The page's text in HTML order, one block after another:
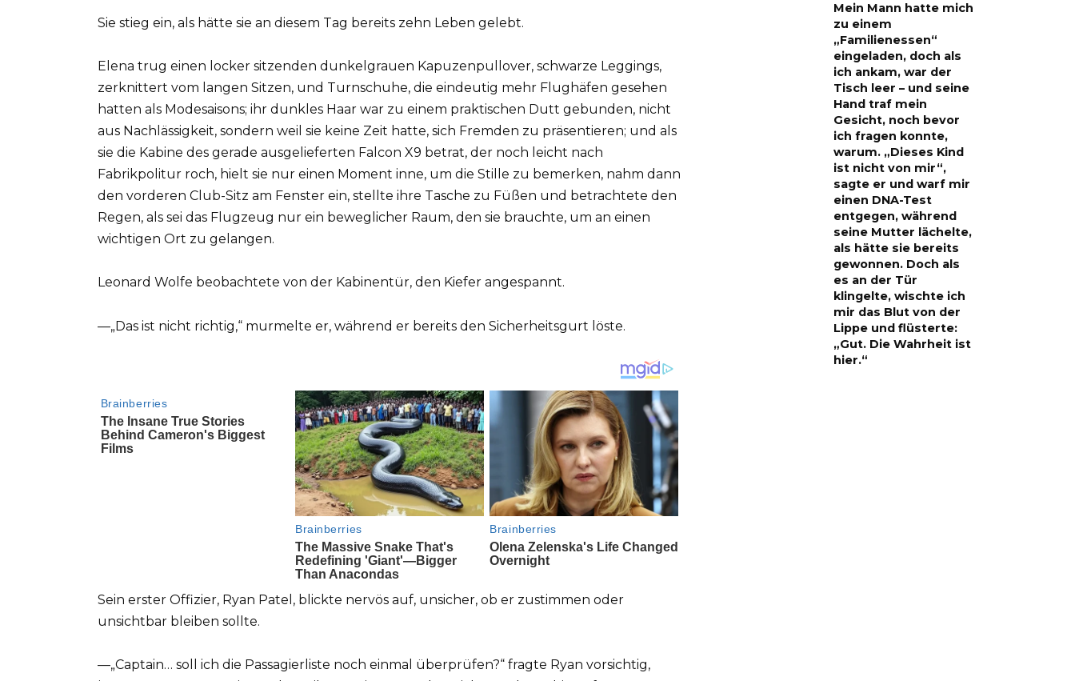
Sie stieg ein, als hätte sie an diesem Tag bereits zehn Leben gelebt.
Elena trug einen locker sitzenden dunkelgrauen Kapuzenpullover, schwarze Leggings,
zerknittert vom langen Sitzen, und Turnschuhe, die eindeutig mehr Flughäfen gesehen
hatten als Modesaisons; ihr dunkles Haar war zu einem praktischen Dutt gebunden, nicht
aus Nachlässigkeit, sondern weil sie keine Zeit hatte, sich Fremden zu präsentieren; und als
sie die Kabine des gerade ausgelieferten Falcon X9 betrat, der noch leicht nach
Fabrikpolitur roch, hielt sie nur einen Moment inne, um die Stille zu bemerken, nahm dann
den vorderen Club-Sitz am Fenster ein, stellte ihre Tasche zu Füßen und betrachtete den
Regen, als sei das Flugzeug nur ein beweglicher Raum, den sie brauchte, um an einen
wichtigen Ort zu gelangen.
Leonard Wolfe beobachtete von der Kabinentür, den Kiefer angespannt.
—„Das ist nicht richtig,“ murmelte er, während er bereits den Sicherheitsgurt löste.
Sein erster Offizier, Ryan Patel, blickte nervös auf, unsicher, ob er zustimmen oder
unsichtbar bleiben sollte.
—„Captain… soll ich die Passagierliste noch einmal überprüfen?“ fragte Ryan vorsichtig,
Mein Mann hatte mich
zu einem
„Familienessen“
eingeladen, doch als
ich ankam, war der
Tisch leer – und seine
Hand traf mein
Gesicht, noch bevor
ich fragen konnte,
warum. „Dieses Kind
ist nicht von mir“,
sagte er und warf mir
einen DNA-Test
entgegen, während
seine Mutter lächelte,
als hätte sie bereits
gewonnen. Doch als
es an der Tür
klingelte, wischte ich
mir das Blut von der
Lippe und flüsterte:
„Gut. Die Wahrheit ist
hier.“